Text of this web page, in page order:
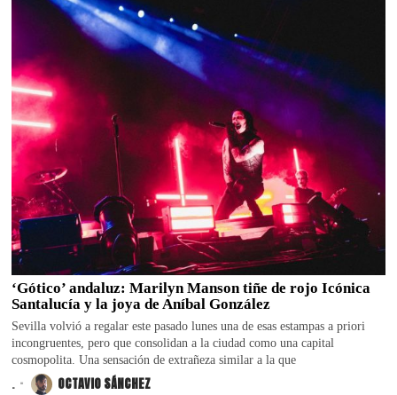
‘Gótico’ andaluz: Marilyn Manson tiñe de rojo Icónica
Santalucía y la joya de Aníbal González
Sevilla volvió a regalar este pasado lunes una de esas estampas a priori
incongruentes, pero que consolidan a la ciudad como una capital
cosmopolita. Una sensación de extrañeza similar a la que
. OCTAVIO SÁNCHEZ